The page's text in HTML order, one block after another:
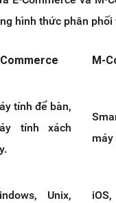
hình thức phân phối
Commerce M-
tính để bàn,
tính xách
máy
Unix,